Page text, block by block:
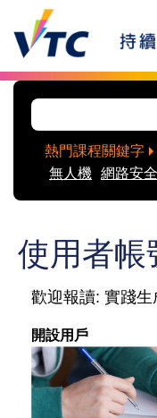
Skip to main content
熱門課程關鍵字
無人機 網路安全
使用者帳
歡迎報讀: 實踐
開設用戶